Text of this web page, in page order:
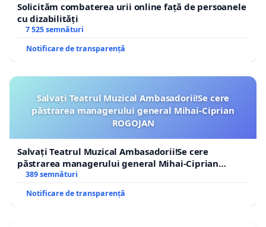
Solicităm combaterea urii online față de persoanele
cu dizabilități
7 525 semnături
Notificare de transparență
Salvați Teatrul Muzical Ambasadorii!Se cere
păstrarea managerului general Mihai-Ciprian
ROGOJAN
Salvați Teatrul Muzical Ambasadorii!Se cere
păstrarea managerului general Mihai-Ciprian
ROGOJAN
389 semnături
Notificare de transparență